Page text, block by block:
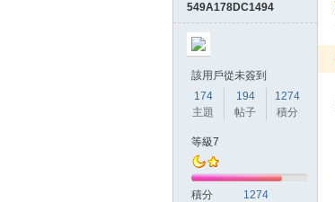
549A178DC1494
該用戶從未簽到
174
主題
194
帖子
1274
積分
等級7
積分 1274